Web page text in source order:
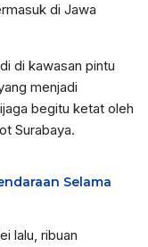
di Jawa
di kawasan pintu
menjadi
begitu ketat oleh
Surabaya.
Selama
lalu, ribuan